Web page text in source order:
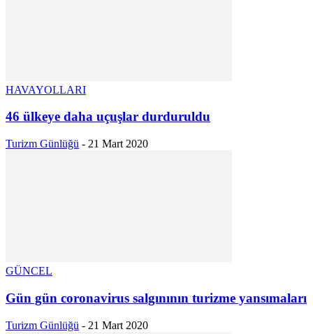
HAVAYOLLARI
46 ülkeye daha uçuşlar durduruldu
Turizm Günlüğü - 21 Mart 2020
GÜNCEL
Gün gün coronavirus salgınının turizme yansımaları
Turizm Günlüğü - 21 Mart 2020